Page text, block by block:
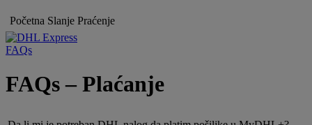
Početna Slanje Praćenje
FAQs
FAQs – Plaćanje